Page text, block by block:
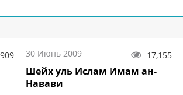
30 Июнь 2009 17,155
Шейх уль Ислам Имам ан-
Навави